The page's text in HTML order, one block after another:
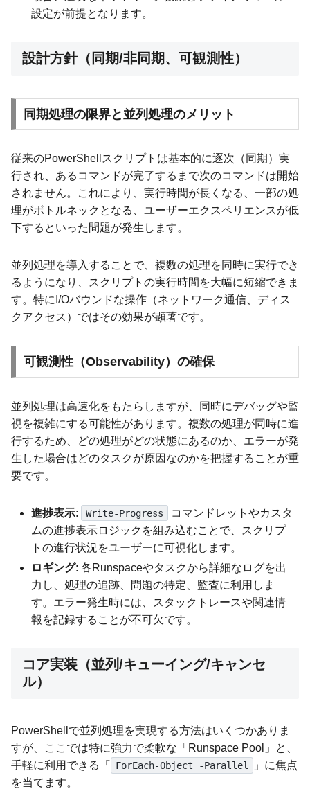
設定が前提となります。
設計方針（同期/非同期、可観測性）
同期処理の限界と並列処理のメリット
従来のPowerShellスクリプトは基本的に逐次（同期）実
行され、あるコマンドが完了するまで次のコマンドは開始
されません。これにより、実行時間が長くなる、一部の処
理がボトルネックとなる、ユーザーエクスペリエンスが低
下するといった問題が発生します。
並列処理を導入することで、複数の処理を同時に実行でき
るようになり、スクリプトの実行時間を大幅に短縮できま
す。特にI/Oバウンドな操作（ネットワーク通信、ディス
クアクセス）ではその効果が顕著です。
可観測性（Observability）の確保
並列処理は高速化をもたらしますが、同時にデバッグや監
視を複雑にする可能性があります。複数の処理が同時に進
行するため、どの処理がどの状態にあるのか、エラーが発
生した場合はどのタスクが原因なのかを把握することが重
要です。
進捗表示: Write-Progress
コマンドレットやカスタ
ムの進捗表示ロジックを組み込むことで、スクリプ
トの進行状況をユーザーに可視化します。
ロギング: 各Runspaceやタスクから詳細なログを出
力し、処理の追跡、問題の特定、監査に利用しま
す。エラー発生時には、スタックトレースや関連情
報を記録することが不可欠です。
コア実装（並列/キューイング/キャンセ
ル）
PowerShellで並列処理を実現する方法はいくつかありま
すが、ここでは特に強力で柔軟な「Runspace Pool」と、
手軽に利用できる「
ForEach-Object -Parallel
」に焦点
を当てます。